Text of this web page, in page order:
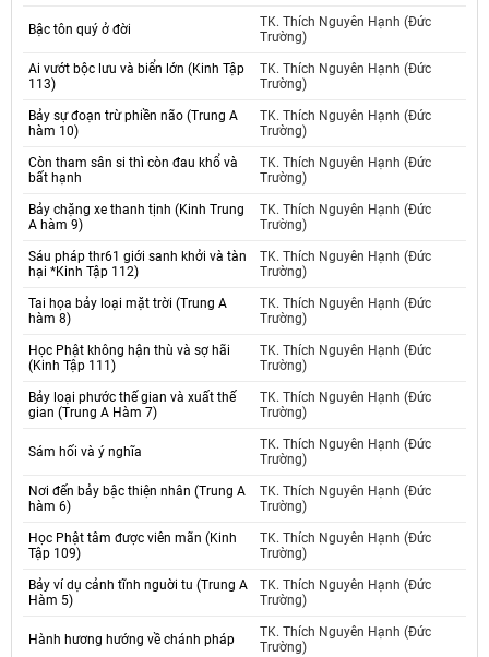
Bậc tôn quý ở đời
TK. Thích Nguyên Hạnh (Đức
Trường)
Ai vướt bộc lưu và biển lớn (Kinh Tập
113)
TK. Thích Nguyên Hạnh (Đức
Trường)
Bảy sự đoạn trừ phiền não (Trung A
hàm 10)
TK. Thích Nguyên Hạnh (Đức
Trường)
Còn tham sân si thì còn đau khổ và
bất hạnh
TK. Thích Nguyên Hạnh (Đức
Trường)
Bảy chặng xe thanh tịnh (Kinh Trung
A hàm 9)
TK. Thích Nguyên Hạnh (Đức
Trường)
Sáu pháp thr61 giới sanh khởi và tàn
hại *Kinh Tập 112)
TK. Thích Nguyên Hạnh (Đức
Trường)
Tai họa bảy loại mặt trời (Trung A
hàm 8)
TK. Thích Nguyên Hạnh (Đức
Trường)
Học Phật không hận thù và sợ hãi
(Kinh Tập 111)
TK. Thích Nguyên Hạnh (Đức
Trường)
Bảy loại phước thế gian và xuất thế
gian (Trung A Hàm 7)
TK. Thích Nguyên Hạnh (Đức
Trường)
Sám hối và ý nghĩa
TK. Thích Nguyên Hạnh (Đức
Trường)
Nơi đến bảy bậc thiện nhân (Trung A
hàm 6)
TK. Thích Nguyên Hạnh (Đức
Trường)
Học Phật tâm được viên mãn (Kinh
Tập 109)
TK. Thích Nguyên Hạnh (Đức
Trường)
Bảy ví dụ cảnh tĩnh nguời tu (Trung A
Hàm 5)
TK. Thích Nguyên Hạnh (Đức
Trường)
Hành hương hướng về chánh pháp
TK. Thích Nguyên Hạnh (Đức
Trường)